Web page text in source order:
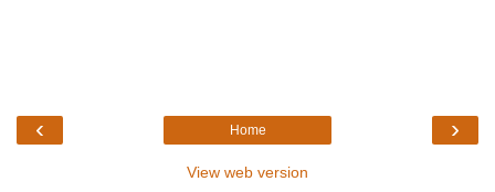
‹ ›
Home
View web version